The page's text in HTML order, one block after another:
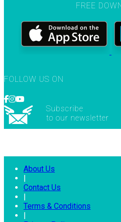
FREE
FOLLOW US ON
Subscribe
to our newsletter
About Us
|
Contact Us
|
Terms & Conditions
|